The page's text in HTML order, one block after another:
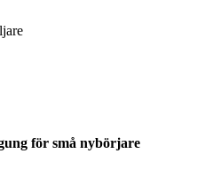
för små nybörjare